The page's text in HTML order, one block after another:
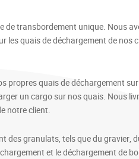
de transbordement unique. Nous
les quais de déchargement de
propres quais de déchargement
un cargo sur nos quais. Nous
notre client.
des granulats, tels que du gravier,
et le déchargement de